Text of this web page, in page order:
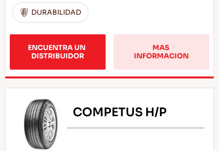
DURABILIDAD
ENCUENTRA UN
DISTRIBUIDOR
MAS
INFORMACION
COMPETUS H/P